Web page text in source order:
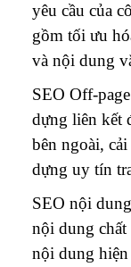
yêu cầu của
gồm tối ưu
và nội dung
SEO Off-
dựng liên kết
bên ngoài,
dựng uy tín
SEO nội
nội dung
nội dung